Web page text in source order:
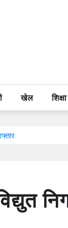
खेल शिक्षा